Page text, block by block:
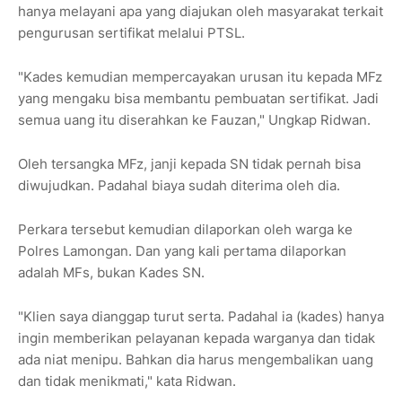
hanya melayani apa yang diajukan oleh masyarakat terkait
pengurusan sertifikat melalui PTSL.
"Kades kemudian mempercayakan urusan itu kepada MFz
yang mengaku bisa membantu pembuatan sertifikat. Jadi
semua uang itu diserahkan ke Fauzan," Ungkap Ridwan.
Oleh tersangka MFz, janji kepada SN tidak pernah bisa
diwujudkan. Padahal biaya sudah diterima oleh dia.
Perkara tersebut kemudian dilaporkan oleh warga ke
Polres Lamongan. Dan yang kali pertama dilaporkan
adalah MFs, bukan Kades SN.
"Klien saya dianggap turut serta. Padahal ia (kades) hanya
ingin memberikan pelayanan kepada warganya dan tidak
ada niat menipu. Bahkan dia harus mengembalikan uang
dan tidak menikmati," kata Ridwan.